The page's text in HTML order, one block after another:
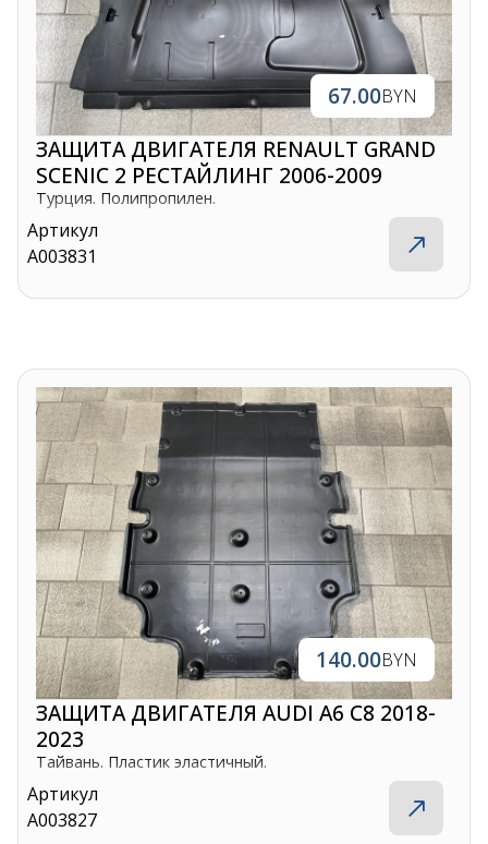
67.00BYN
ЗАЩИТА ДВИГАТЕЛЯ RENAULT GRAND
SCENIC 2 РЕСТАЙЛИНГ 2006-2009
Турция. Полипропилен.
Артикул
A003831
140.00BYN
ЗАЩИТА ДВИГАТЕЛЯ AUDI A6 C8 2018-
2023
Тайвань. Пластик эластичный.
Артикул
A003827